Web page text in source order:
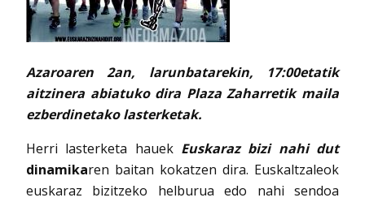
Azaroaren 2an, larunbatarekin, 17:00etatik
aitzinera abiatuko dira Plaza Zaharretik maila
ezberdinetako lasterketak.
Herri lasterketa hauek Euskaraz bizi nahi dut
dinamikaren baitan kokatzen dira. Euskaltzaleok
euskaraz bizitzeko helburua edo nahi sendoa